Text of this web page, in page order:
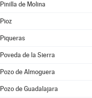
Pinilla de Molina
Pioz
Piqueras
Poveda de la Sierra
Pozo de Almoguera
Pozo de Guadalajara